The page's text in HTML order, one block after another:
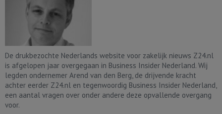
De drukbezochte Nederlands website voor zakelijk nieuws Z24.nl
is afgelopen jaar overgegaan in Business Insider Nederland. Wij
legden ondernemer Arend van den Berg, de drijvende kracht
achter eerder Z24.nl en tegenwoordig Business Insider Nederland,
een aantal vragen over onder andere deze opvallende overgang
voor.